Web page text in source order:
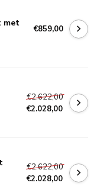
met
€859,00
€2.622,00
€2.028,00
€2.622,00
€2.028,00